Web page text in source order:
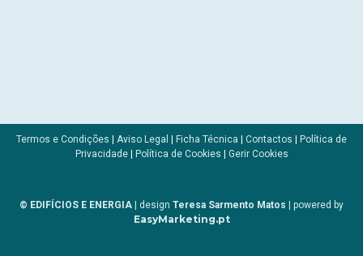
Termos e Condições Aviso Legal Ficha Técnica Contactos
Política de
Privacidade| Política de Cookies Gerir Cookies
© EDIFÍCIOS E ENERGIA | design Teresa Sarmento Matos | powered by
EasyMarketing.pt